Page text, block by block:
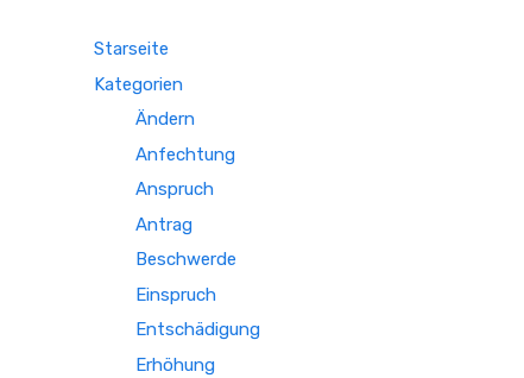
Starseite
Kategorien
Ändern
Anfechtung
Anspruch
Antrag
Beschwerde
Einspruch
Entschädigung
Erhöhung